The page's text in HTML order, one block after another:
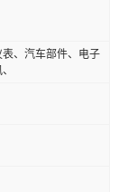
、汽车部件、电子